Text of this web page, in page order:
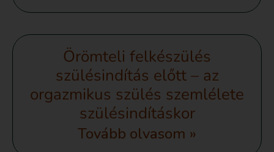
Örömteli felkészülés
szülésindítás előtt – az
orgazmikus szülés szemlélete
szülésindításkor
Tovább olvasom »